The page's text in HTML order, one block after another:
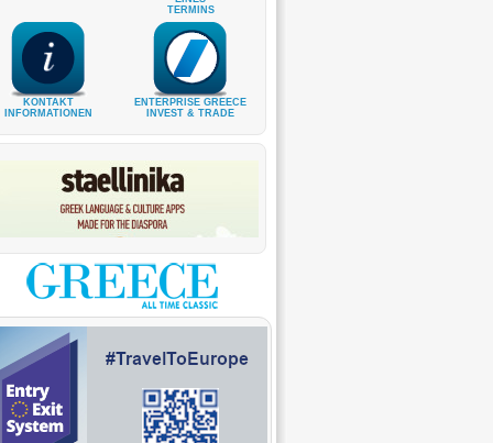
TERMINS
KONTAKT
INFORMATIONEN
ENTERPRISE GREECE
INVEST & TRADE